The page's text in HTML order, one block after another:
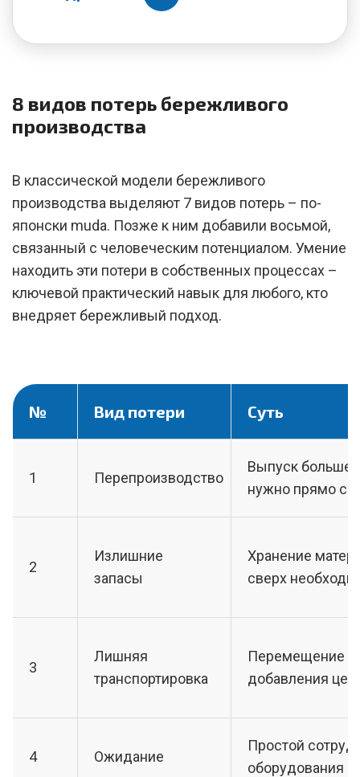
8 видов потерь бережливого
производства
В классической модели бережливого
производства выделяют 7 видов потерь – по-
японски muda. Позже к ним добавили восьмой,
связанный с человеческим потенциалом. Умение
находить эти потери в собственных процессах –
ключевой практический навык для любого, кто
внедряет бережливый подход.
№ Вид потери Суть
1 Перепроизводство
Выпуск больше,
нужно прямо
2
Излишние
запасы
Хранение
сверх
3
Лишняя
транспортировка
Перемещение
добавления
4 Ожидание
Простой
оборудования